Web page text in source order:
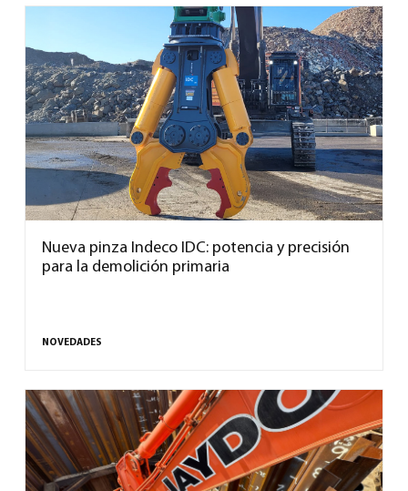
Nueva pinza Indeco IDC: potencia y precisión
para la demolición primaria
NOVEDADES